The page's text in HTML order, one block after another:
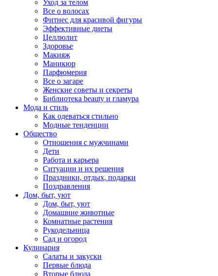
Уход за телом
Все о волосах
Фитнес для красивой фигуры
Эффективные диеты
Целлюлит
Здоровье
Макияж
Маникюр
Парфюмерия
Все о загаре
Женские советы и секреты
Библиотека beauty и гламура
Мода и стиль
Как одеваться стильно
Модные тенденции
Общество
Отношения с мужчинами
Дети
Работа и карьера
Ситуации и их решения
Праздники, отдых, подарки
Поздравления
Дом, быт, уют
Дом, быт, уют
Домашние животные
Комнатные растения
Рукодельница
Сад и огород
Кулинария
Салаты и закуски
Первые блюда
Вторые блюда